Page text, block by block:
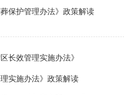
保护管理办法》政策解读
长效管理实施办法》
实施办法》政策解读